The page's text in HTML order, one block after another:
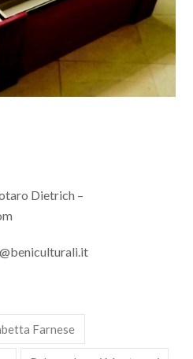
Dietrich –
Farnese